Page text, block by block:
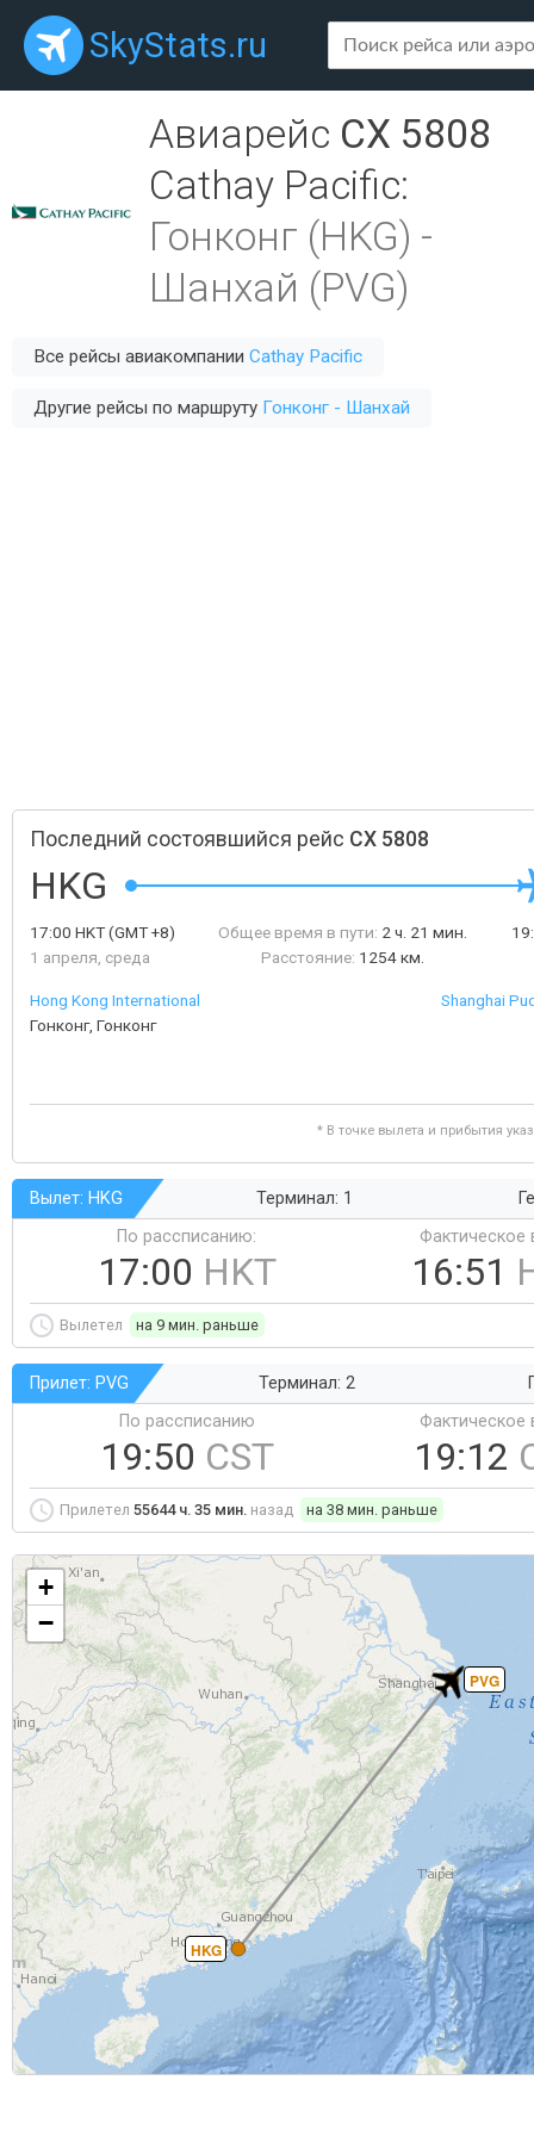
SkyStats.ru
Авиарейс CX 5808
Cathay Pacific:
Гонконг (HKG) -
Шанхай (PVG)
Все рейсы авиакомпании Cathay Pacific
Другие рейсы по маршруту Гонконг - Шанхай
Последний состоявшийся рейс CX 5808
HKG
17:00 HKT(GMT +8)
1 апреля, среда
Общее время в пути: 2 ч. 21 мин.
Расстояние: 1254 км.
Hong Kong International
Гонконг, Гонконг
Shanghai
* В точке вылета и прибытия
Вылет: HKG Терминал: 1
По рассписанию:
17:00 HKT
Фактическое
16:51
Вылетел на 9 мин. раньше
Прилет: PVG Терминал: 2
По рассписанию
19:50 CST
Фактическое
19:12
Прилетел 55644 ч. 35 мин. назад на 38 мин. раньше
HKG
PVG
+
−